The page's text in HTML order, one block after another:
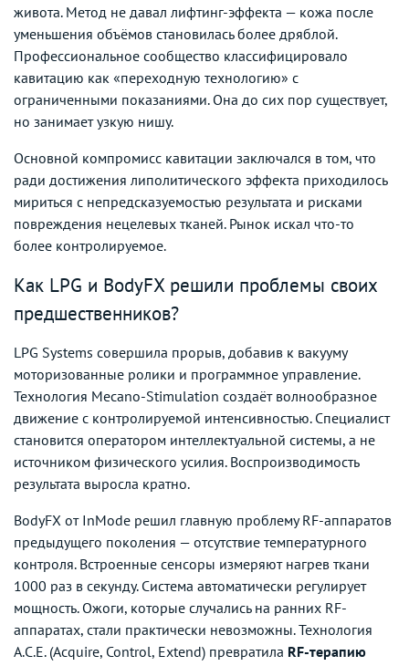
живота. Метод не давал лифтинг-эффекта — кожа после
уменьшения объёмов становилась более дряблой.
Профессиональное сообщество классифицировало
кавитацию как «переходную технологию» с
ограниченными показаниями. Она до сих пор существует,
но занимает узкую нишу.
Основной компромисс кавитации заключался в том, что
ради достижения липолитического эффекта приходилось
мириться с непредсказуемостью результата и рисками
повреждения нецелевых тканей. Рынок искал что-то
более контролируемое.
Как LPG и BodyFX решили проблемы своих
предшественников?
LPG Systems совершила прорыв, добавив к вакууму
моторизованные ролики и программное управление.
Технология Mecano-Stimulation создаёт волнообразное
движение с контролируемой интенсивностью. Специалист
становится оператором интеллектуальной системы, а не
источником физического усилия. Воспроизводимость
результата выросла кратно.
BodyFX от InMode решил главную проблему RF-аппаратов
предыдущего поколения — отсутствие температурного
контроля. Встроенные сенсоры измеряют нагрев ткани
1000 раз в секунду. Система автоматически регулирует
мощность. Ожоги, которые случались на ранних RF-
аппаратах, стали практически невозможны. Технология
A.C.E. (Acquire, Control, Extend) превратила RF-терапию